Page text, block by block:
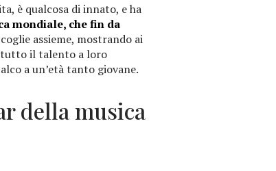
è qualcosa di innato, e ha
mondiale, che fin da
assieme, mostrando ai
tutto il talento a loro
a un’età tanto giovane.
della musica